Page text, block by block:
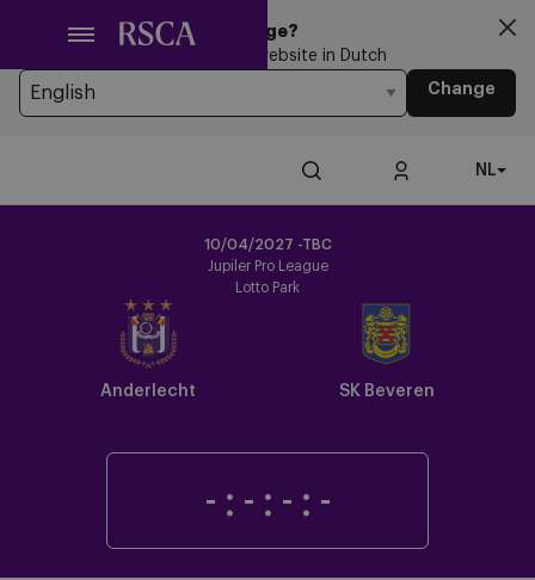
hoofdinhoud
Looking for another Language?
You’re currently browsing the website in Dutch
Change
NL
10/04/2027 -TBC
Jupiler Pro League
Lotto Park
Anderlecht SK Beveren
- : - : - : -